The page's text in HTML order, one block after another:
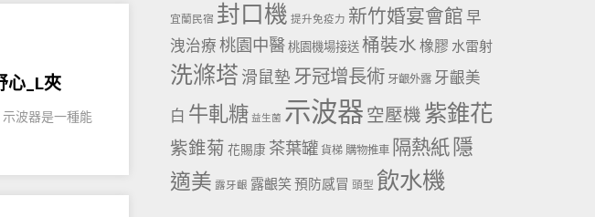
心_L夾
波器是一種能
宜蘭民宿 封口機 提升免疫力 新竹婚宴會館 早
洩治療 桃園中醫 桃園機場接送 桶裝水 橡膠 水雷射
洗滌塔 滑鼠墊 牙冠增長術 牙齦外露 牙齦美
白 牛軋糖 益生菌 示波器 空壓機 紫錐花
紫錐菊 花賜康 茶葉罐 貨梯 購物推車 隔熱紙 隱
適美 露牙齦 露齦笑預防感冒 頭型 飲水機